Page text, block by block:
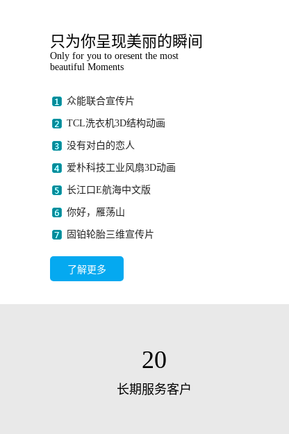
只为你呈现美丽的瞬间
Only for you to oresent the most
beautiful Moments
众能联合宣传片
TCL洗衣机3D结构动画
没有对白的恋人
爱朴科技工业风扇3D动画
长江口E航海中文版
你好，雁荡山
固铂轮胎三维宣传片
了解更多
20
长期服务客户